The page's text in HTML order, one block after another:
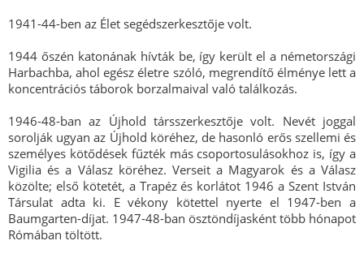
1941-44-ben az Élet segédszerkesztője volt.
1944 őszén katonának hívták be, így került el a németországi
Harbachba, ahol egész életre szóló, megrendítő élménye lett a
koncentrációs táborok borzalmaival való találkozás.
1946-48-ban az Újhold társszerkesztője volt. Nevét joggal
sorolják ugyan az Újhold köréhez, de hasonló erős szellemi és
személyes kötődések fűzték más csoportosulásokhoz is, így a
Vigilia és a Válasz köréhez. Verseit a Magyarok és a Válasz
közölte; első kötetét, a Trapéz és korlátot 1946 a Szent István
Társulat adta ki. E vékony kötettel nyerte el 1947-ben a
Baumgarten-díjat. 1947-48-ban ösztöndíjasként több hónapot
Rómában töltött.